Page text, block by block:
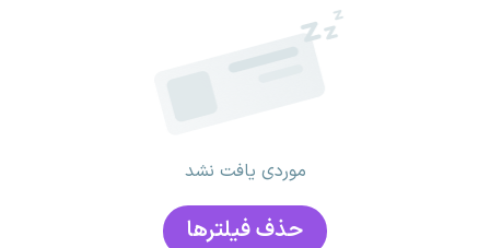
موردی یافت نشد
حذف فیلتر‌ها